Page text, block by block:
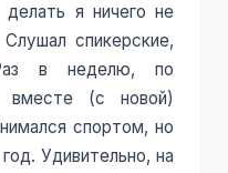
я ничего не
спикерские,
в неделю, по
вместе (с новой)
спортом, но
Удивительно, на